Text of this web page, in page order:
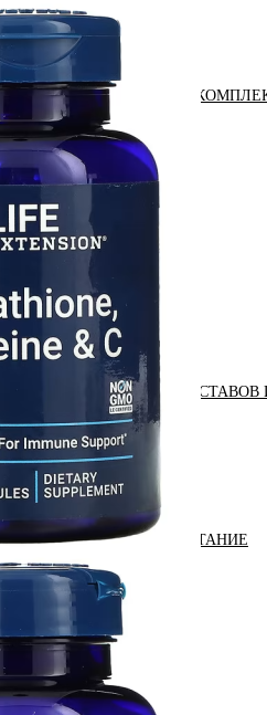
АНАБОЛИЧЕСКИЕ
АКСЕССУАРЫ
ДОБАВКИ ДЛЯ
ДИЕТИЧЕСКОЕ ПИТАНИЕ
ЖИРОСЖИГАТЕЛИ